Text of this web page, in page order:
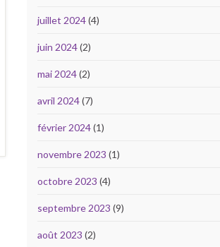
juillet 2024(4)
juin 2024(2)
mai 2024(2)
avril 2024(7)
février 2024(1)
novembre 2023 (1)
octobre 2023 (4)
septembre 2023 (9)
août 2023 (2)